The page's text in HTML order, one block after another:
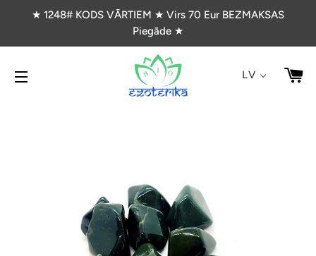
★ 1248# KODS VĀRTIEM ★ Virs 70 Eur BEZMAKSAS
Piegāde ★
VIETNES NAVIGĀCIJA
LV